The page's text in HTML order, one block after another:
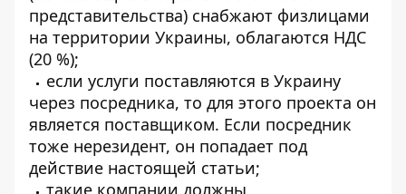
представительства) снабжают физлицами
на территории Украины, облагаются НДС
(20 %);
если услуги поставляются в Украину
через посредника, то для этого проекта он
является поставщиком. Если посредник
тоже нерезидент, он попадает под
действие настоящей статьи;
такие компании должны